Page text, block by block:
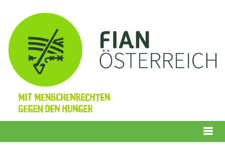
Mit Menschenrechten
gegen den Hunger